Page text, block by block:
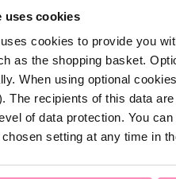
uses cookies
cookies to provide you
as the shopping basket.
When using optional
The recipients of this data
of data protection. You can
setting at any time in